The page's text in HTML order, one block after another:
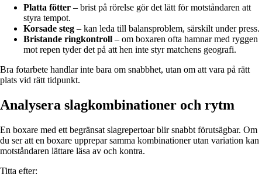
Platta fötter – brist på rörelse gör det lätt för motståndaren att
styra tempot.
Korsade steg – kan leda till balansproblem, särskilt under press.
Bristande ringkontroll – om boxaren ofta hamnar med ryggen
mot repen tyder det på att hen inte styr matchens geografi.
Bra fotarbete handlar inte bara om snabbhet, utan om att vara på rätt
plats vid rätt tidpunkt.
Analysera slagkombinationer och rytm
En boxare med ett begränsat slagrepertoar blir snabbt förutsägbar. Om
du ser att en boxare upprepar samma kombinationer utan variation kan
motståndaren lättare läsa av och kontra.
Titta efter: